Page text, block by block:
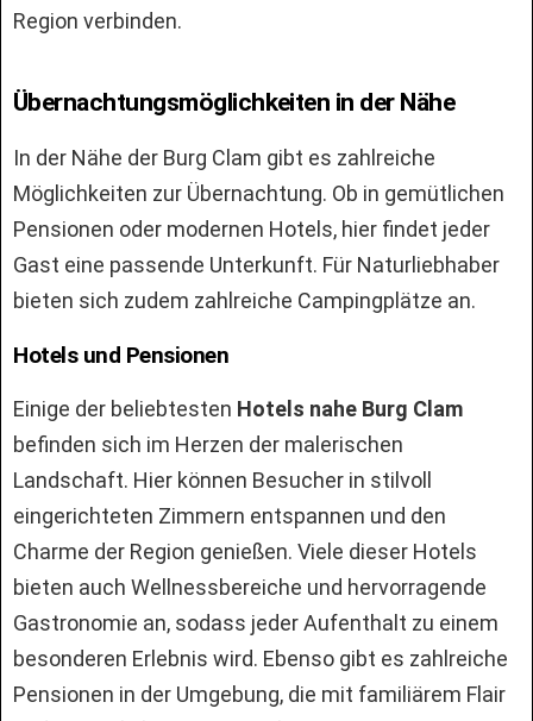
Region verbinden.
Übernachtungsmöglichkeiten in der Nähe
In der Nähe der Burg Clam gibt es zahlreiche
Möglichkeiten zur Übernachtung. Ob in gemütlichen
Pensionen oder modernen Hotels, hier findet jeder
Gast eine passende Unterkunft. Für Naturliebhaber
bieten sich zudem zahlreiche Campingplätze an.
Hotels und Pensionen
Einige der beliebtesten Hotels nahe Burg Clam
befinden sich im Herzen der malerischen
Landschaft. Hier können Besucher in stilvoll
eingerichteten Zimmern entspannen und den
Charme der Region genießen. Viele dieser Hotels
bieten auch Wellnessbereiche und hervorragende
Gastronomie an, sodass jeder Aufenthalt zu einem
besonderen Erlebnis wird. Ebenso gibt es zahlreiche
Pensionen in der Umgebung, die mit familiärem Flair